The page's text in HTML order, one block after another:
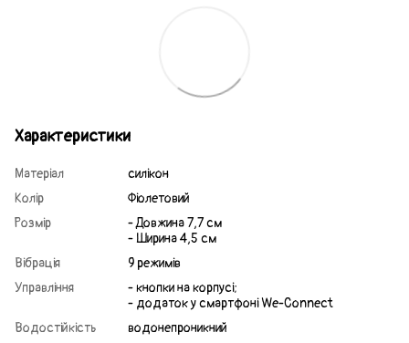
Характеристики
Матеріал
силікон
Колір
Фіолетовий
Розмір
- Довжина 7,7 см
- Ширина 4,5 см
Вібрація
9 режимів
Управління
- кнопки на корпусі;
- додаток у смартфоні We-Connect
Водостійкість
водонепроникний